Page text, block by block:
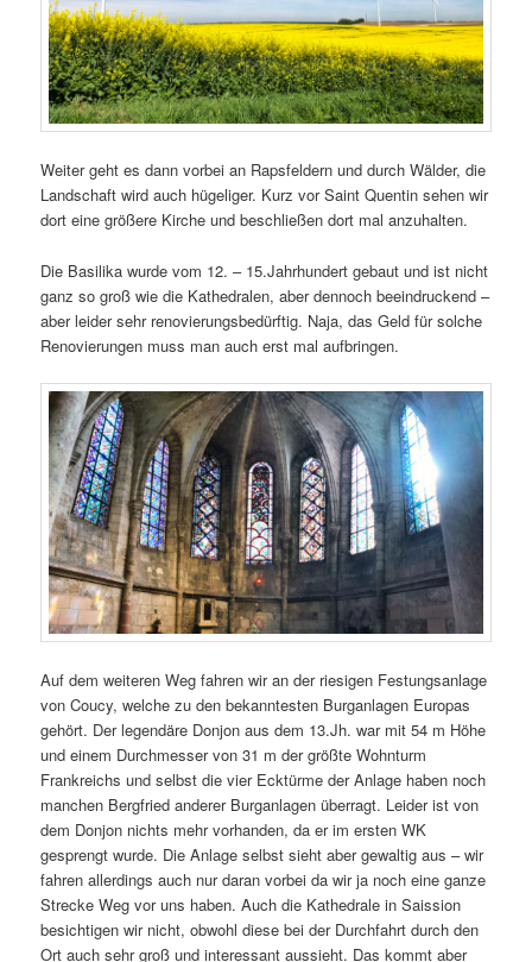
Weiter geht es dann vorbei an Rapsfeldern und durch Wälder, die
Landschaft wird auch hügeliger. Kurz vor Saint Quentin sehen wir
dort eine größere Kirche und beschließen dort mal anzuhalten.
Die Basilika wurde vom 12. – 15.Jahrhundert gebaut und ist nicht
ganz so groß wie die Kathedralen, aber dennoch beeindruckend –
aber leider sehr renovierungsbedürftig. Naja, das Geld für solche
Renovierungen muss man auch erst mal aufbringen.
Auf dem weiteren Weg fahren wir an der riesigen Festungsanlage
von Coucy, welche zu den bekanntesten Burganlagen Europas
gehört. Der legendäre Donjon aus dem 13.Jh. war mit 54 m Höhe
und einem Durchmesser von 31 m der größte Wohnturm
Frankreichs und selbst die vier Ecktürme der Anlage haben noch
manchen Bergfried anderer Burganlagen überragt. Leider ist von
dem Donjon nichts mehr vorhanden, da er im ersten WK
gesprengt wurde. Die Anlage selbst sieht aber gewaltig aus – wir
fahren allerdings auch nur daran vorbei da wir ja noch eine ganze
Strecke Weg vor uns haben. Auch die Kathedrale in Saission
besichtigen wir nicht, obwohl diese bei der Durchfahrt durch den
Ort auch sehr groß und interessant aussieht. Das kommt aber